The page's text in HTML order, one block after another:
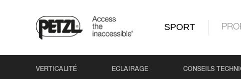
SPORT
VERTICALITÉ ECLAIRAGE CONSEILS